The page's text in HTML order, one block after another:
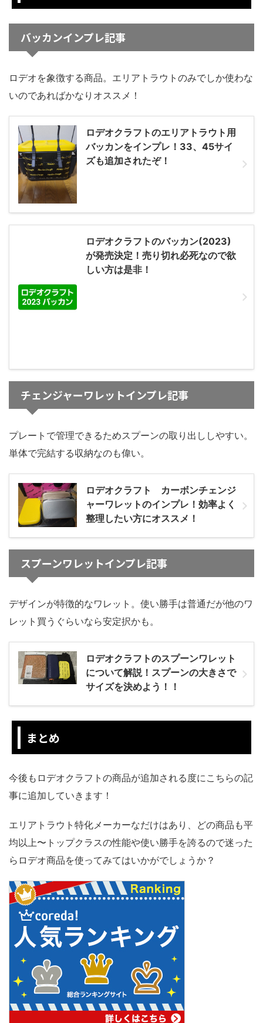
バッカンインプレ記事
ロデオを象徴する商品。エリアトラウトのみでしか使わな
いのであればかなりオススメ！
ロデオクラフトのエリアトラウト用
バッカンをインプレ！33、45サイ
ズも追加されたぞ！
ロデオクラフトのバッカン(2023)
が発売決定！売り切れ必死なので欲
しい方は是非！
チェンジャーワレットインプレ記事
プレートで管理できるためスプーンの取り出ししやすい。
単体で完結する収納なのも偉い。
ロデオクラフト カーボンチェンジ
ャーワレットのインプレ！効率よく
整理したい方にオススメ！
スプーンワレットインプレ記事
デザインが特徴的なワレット。使い勝手は普通だが他のワ
レット買うぐらいなら安定択かも。
ロデオクラフトのスプーンワレット
について解説！スプーンの大きさで
サイズを決めよう！！
まとめ
今後もロデオクラフトの商品が追加される度にこちらの記
事に追加していきます！
エリアトラウト特化メーカーなだけはあり、どの商品も平
均以上〜トップクラスの性能や使い勝手を誇るので迷った
らロデオ商品を使ってみてはいかがでしょうか？